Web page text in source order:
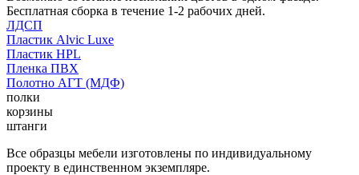
Бесплатная сборка в течение 1-2 рабочих дней.
ЛДСП
Пластик Alvic Luxe
Пластик HPL
Пленка ПВХ
Полотно АГТ (МДФ)
полки
корзины
штанги
Все образцы мебели изготовлены по индивидуальному
проекту в единственном экземпляре.